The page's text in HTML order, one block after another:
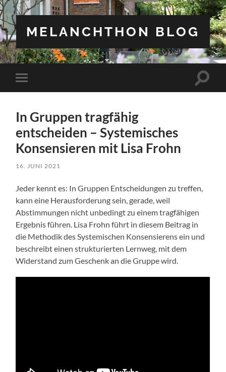
MELANCHTHON BLOG
Mobile-
Menü
In Gruppen tragfähig
entscheiden – Systemisches
Konsensieren mit Lisa Frohn
16. JUNI 2021
Jeder kennt es: In Gruppen Entscheidungen zu treffen,
kann eine Herausforderung sein, gerade, weil
Abstimmungen nicht unbedingt zu einem tragfähigen
Ergebnis führen. Lisa Frohn führt in diesem Beitrag in
die Methodik des Systemischen Konsensierens ein und
beschreibt einen strukturierten Lernweg, mit dem
Widerstand zum Geschenk an die Gruppe wird.